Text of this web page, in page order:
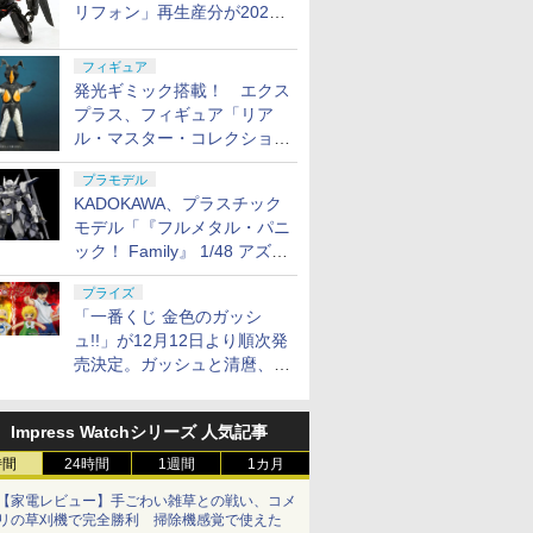
リフォン」再生産分が2027
フィギュア
発光ギミック搭載！ エクス
プラス、フィギュア「リア
ル・マスター・コレクション
ゼットン リニューアルVer.」
11月発売
プラモデル
KADOKAWA、プラスチック
モデル「『フルメタル・パニ
ック！ Family』 1/48 アズー
ル・レイヴン」の発売延期を
発表
プライズ
「一番くじ 金色のガッシ
ュ!!」が12月12日より順次発
売決定。ガッシュと清麿、キ
ィギュアで登場
Impress Watchシリーズ 人気記事
24時間 1週間 1カ月
家電レビュー】手ごわい雑草との戦い、コメ
の草刈機で完全勝利 掃除機感覚で使えた